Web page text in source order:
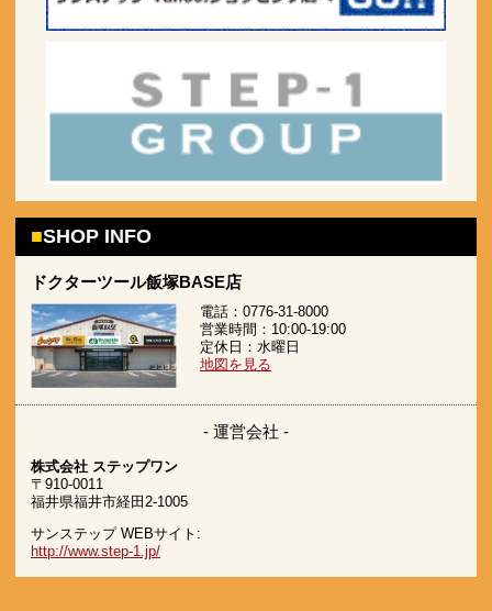
SHOP INFO
ドクターツール飯塚BASE店
電話：0776-31-8000
営業時間：10:00-19:00
定休日：水曜日
地図を見る
- 運営会社 -
株式会社 ステップワン
〒910-0011
福井県福井市経田2-1005
サンステップ WEBサイト:
http://www.step-1.jp/